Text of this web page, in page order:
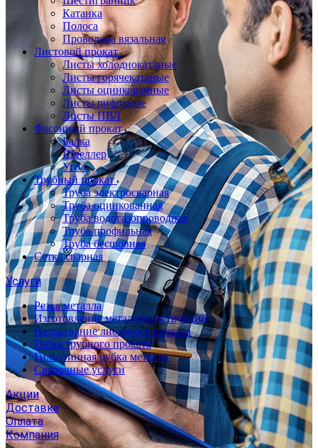
Катанка
Полоса
Проволока вязальная
Листовой прокат
Листы холоднокатаные
Листы горячекатаные
Листы оцинкованные
Листы рифленые
Листы ПВЛ
Фасонный прокат
Балка
Швеллер
Угол
Трубный прокат
Труба электросварная
Труба оцинкованная
Труба водогазопроводная
Труба профильная
Труба бесшовная
Сетка сварная
Услуги
Резка металла
Изготовление металлоконструкций
Вальцевание листового проката
Гибка трубного проката
Гильотинная рубка металла
Сварочные услуги
Акции
Доставка
Оплата
Компания